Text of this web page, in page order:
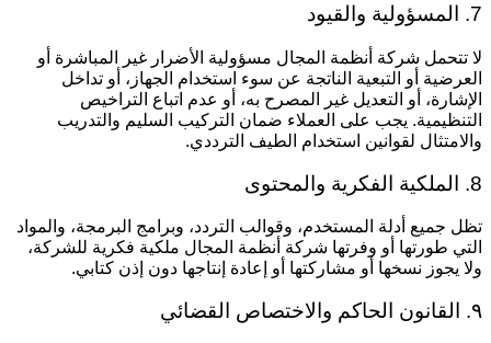
تتحمل شركة أنظمة المجال مسؤولية الأضرار غير المباشرة أو
أو التبعية الناتجة عن سوء استخدام الجهاز، أو تداخل
أو التعديل غير المصرح به، أو عدم اتباع التراخيص
يجب على العملاء ضمان التركيب السليم والتدريب
لقوانين استخدام الطيف الترددي.
جميع أدلة المستخدم، وقوالب التردد، وبرامج البرمجة، والمواد
طورتها أو وفرتها شركة أنظمةالمجال ملكية فكرية للشركة،
يجوز نسخها أو مشاركتها أو إعادة إنتاجها دون إذن كتابي.